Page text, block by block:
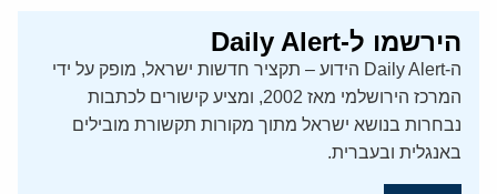
הירשמו ל-Daily Alert
ה-Daily Alert הידוע – תקציר חדשות ישראל, מופק על ידי
המרכז הירושלמי מאז 2002, ומציע קישורים לכתבות
נבחרות בנושא ישראל מתוך מקורות תקשורת מובילים
באנגלית ובעברית.